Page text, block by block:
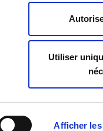
Afficher
Utiliser
Insights
Practice
Publications
Tu sais que